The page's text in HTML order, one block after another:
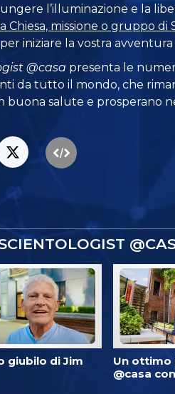
l’illuminazione e la
Chiesa, missione o gruppo di
per iniziare la vostra
@casa presenta le
da tutto il mondo, che
buona salute e prosperano
giubilo di Jim
Un ottimo
@casa